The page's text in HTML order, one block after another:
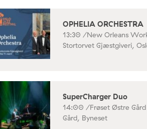
OPHELIA ORCHESTRA
13:30 /New Orleans
Stortorvet Gjæstgiveri,
SuperCharger Duo
14:00 /Frøset Østre
Gård, Byneset